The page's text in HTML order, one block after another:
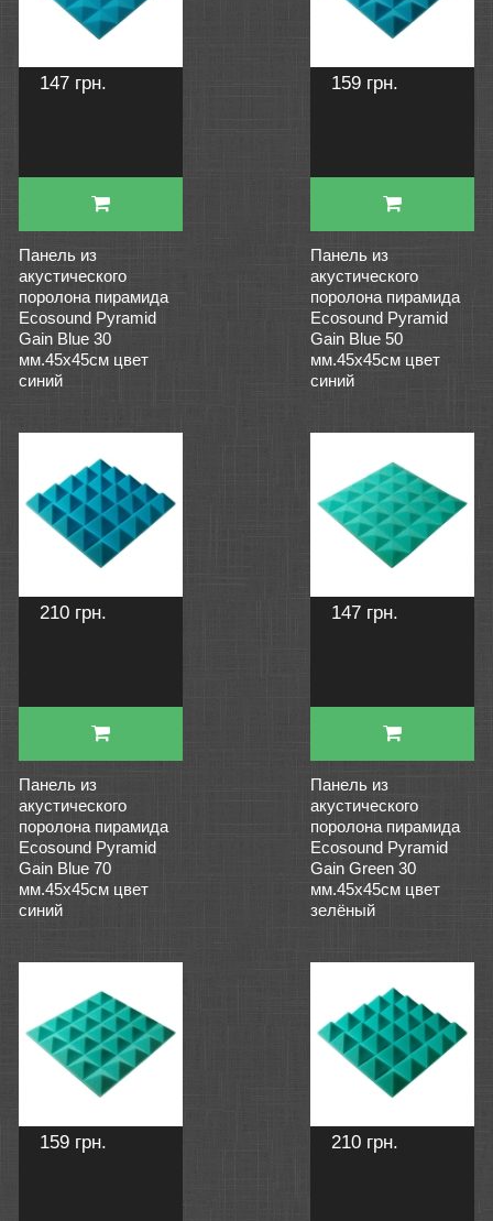
147 грн.
Панель из
акустического
поролона пирамида
Ecosound Pyramid
Gain Blue 30
мм.45х45см цвет
синий
159 грн.
Панель из
акустического
поролона пирамида
Ecosound Pyramid
Gain Blue 50
мм.45х45см цвет
синий
210 грн.
Панель из
акустического
поролона пирамида
Ecosound Pyramid
Gain Blue 70
мм.45х45см цвет
синий
147 грн.
Панель из
акустического
поролона пирамида
Ecosound Pyramid
Gain Green 30
мм.45х45см цвет
зелёный
159 грн. 210 грн.